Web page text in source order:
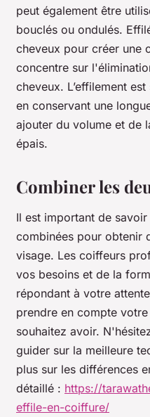
peut également être
bouclés ou ondulés.
cheveux pour créer une
concentre sur
cheveux. L’effilement
en conservant une
ajouter du volume et de
épais.
Combiner les
Il est important de
combinées pour obtenir
visage. Les coiffeurs
vos besoins et de la
répondant à votre
prendre en compte
souhaitez avoir.
guider sur la meilleure
plus sur les différences
détaillé : https://
effile-en-coiffure/